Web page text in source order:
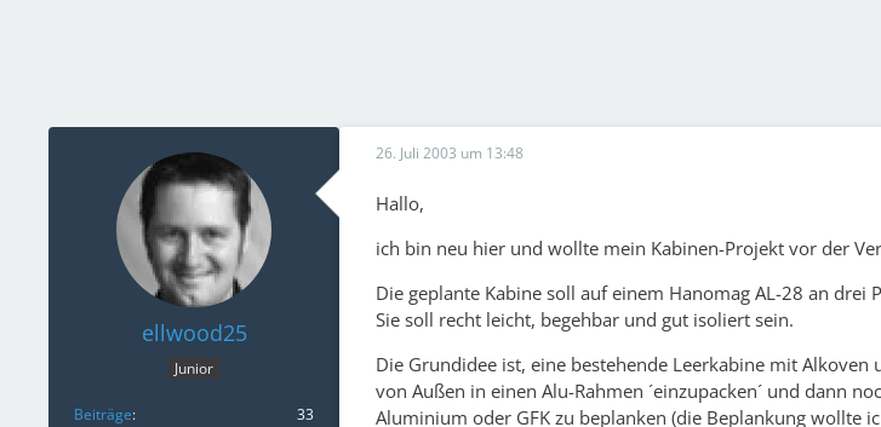
ellwood25
Junior
Beiträge
33
26. Juli 2003 um 13:48
Hallo,
ich bin neu hier und wollte mein Kabinen-Projekt vor der
Die geplante Kabine soll auf einem Hanomag AL-28 an drei
Sie soll recht leicht, begehbar und gut isoliert sein.
Die Grundidee ist, eine bestehende Leerkabine mit
von Außen in einen Alu-Rahmen ´einzupacken´ und dann
Aluminium oder GFK zu beplanken (die Beplankung wollte